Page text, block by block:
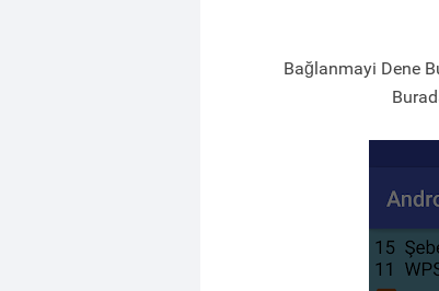
Bağlanmayi Dene